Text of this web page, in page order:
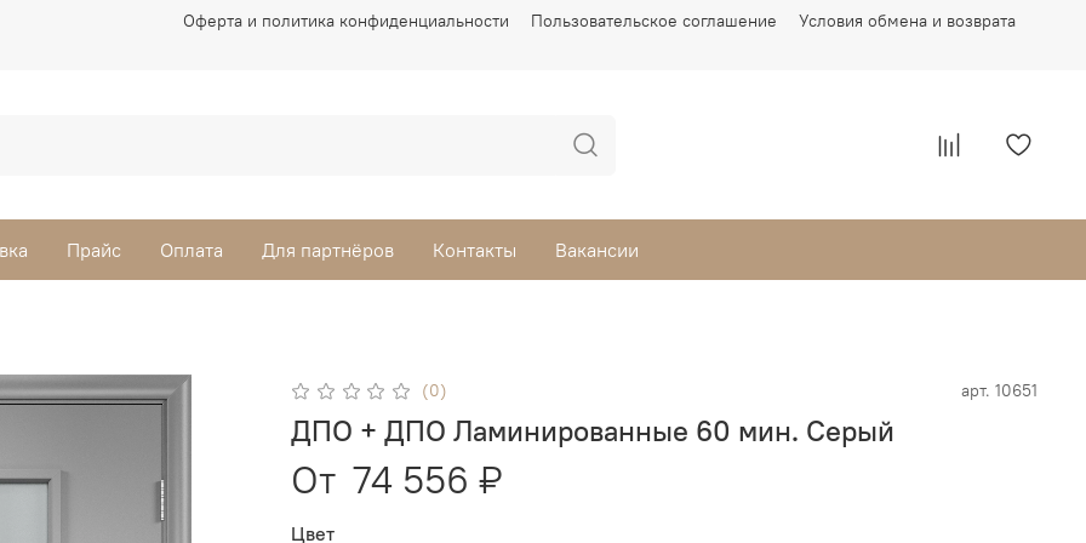
Оферта и политика конфиденциальности Пользовательское соглашение Условия обмена и возврата
Прайс Оплата Для партнёров Контакты Вакансии
(0) арт. 10651
ДПО + ДПО Ламинированные 60 мин. Серый
От 74 556 ₽
Цвет